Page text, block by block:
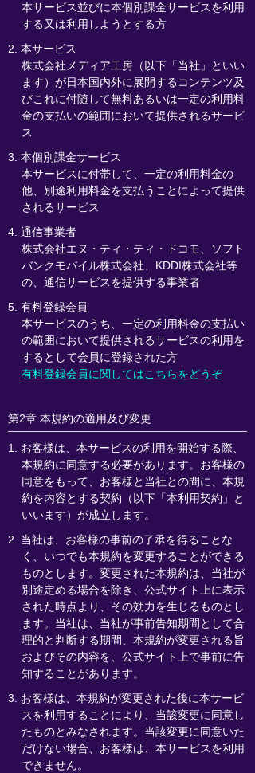
本サービス並びに本個別課金サービスを利用
する又は利用しようとする方
2. 本サービス
株式会社メディア工房（以下「当社」といい
ます）が日本国内外に展開するコンテンツ及
びこれに付随して無料あるいは一定の利用料
金の支払いの範囲において提供されるサービ
ス
3. 本個別課金サービス
本サービスに付帯して、一定の利用料金の
他、別途利用料金を支払うことによって提供
されるサービス
4. 通信事業者
株式会社エヌ・ティ・ティ・ドコモ、ソフト
バンクモバイル株式会社、KDDI株式会社等
の、通信サービスを提供する事業者
5. 有料登録会員
本サービスのうち、一定の利用料金の支払い
の範囲において提供されるサービスの利用を
するとして会員に登録された方
有料登録会員に関してはこちらをどうぞ
第2章 本規約の適用及び変更
1. お客様は、本サービスの利用を開始する際、
本規約に同意する必要があります。お客様の
同意をもって、お客様と当社との間に、本規
約を内容とする契約（以下「本利用契約」と
いいます）が成立します。
2. 当社は、お客様の事前の了承を得ることな
く、いつでも本規約を変更することができる
ものとします。変更された本規約は、当社が
別途定める場合を除き、公式サイト上に表示
された時点より、その効力を生じるものとし
ます。当社は、当社が事前告知期間として合
理的と判断する期間、本規約が変更される旨
およびその内容を、公式サイト上で事前に告
知することがあります。
3. お客様は、本規約が変更された後に本サービ
スを利用することにより、当該変更に同意し
たものとみなされます。当該変更に同意いた
だけない場合、お客様は、本サービスを利用
できません。